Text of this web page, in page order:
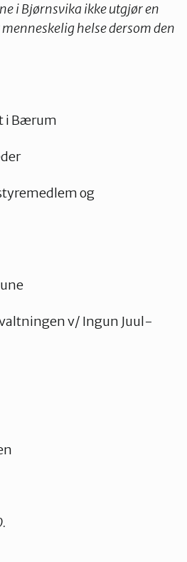
i Bjørnsvika ikke utgjør en
helse dersom den
i Bærum
og
v/ Ingun Juul-